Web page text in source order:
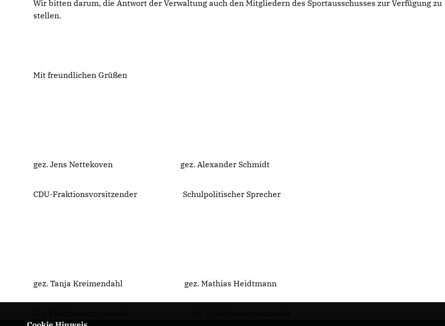
Wir bitten darum, die Antwort der Verwaltung auch den Mitgliedern des Sportausschusses zur Verfügung zu
stellen.
Mit freundlichen Grüßen
gez. Jens Nettekoven gez. Alexander Schmidt
CDU-Fraktionsvorsitzender Schulpolitischer Sprecher
gez. Tanja Kreimendahl gez. Mathias Heidtmann